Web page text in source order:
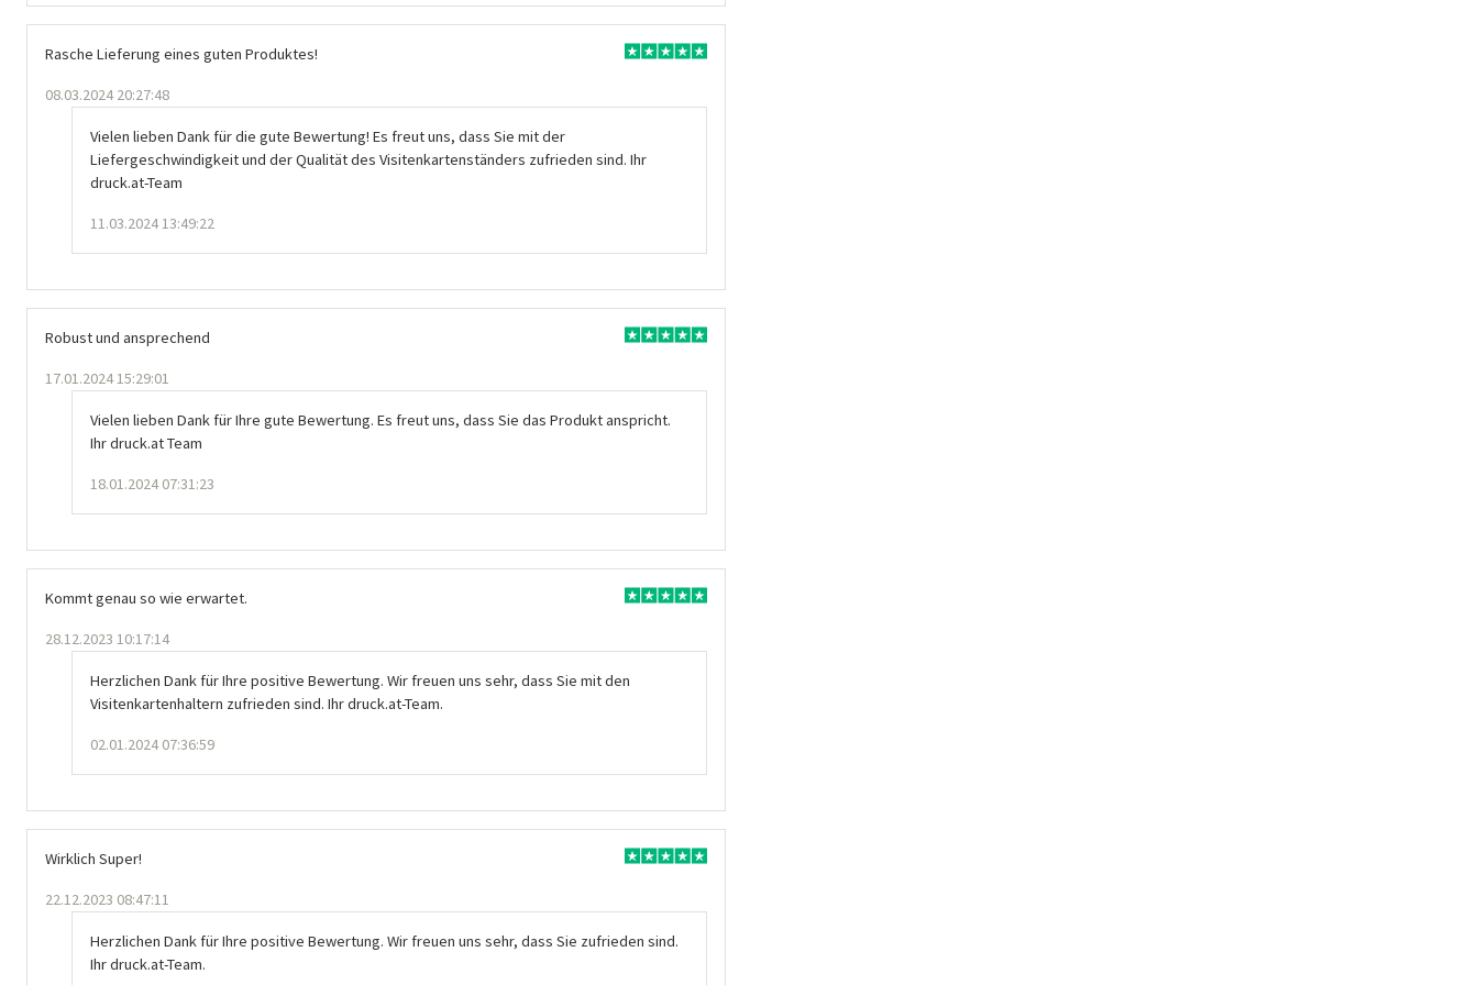
Rasche Lieferung eines guten Produktes!
08.03.2024 20:27:48
Vielen lieben Dank für die gute Bewertung! Es freut uns, dass Sie mit der
Liefergeschwindigkeit und der Qualität des Visitenkartenständers zufrieden sind. Ihr
druck.at-Team
11.03.2024 13:49:22
Robust und ansprechend
17.01.2024 15:29:01
Vielen lieben Dank für Ihre gute Bewertung. Es freut uns, dass Sie das Produkt anspricht.
Ihr druck.at Team
18.01.2024 07:31:23
Kommt genau so wie erwartet.
28.12.2023 10:17:14
Herzlichen Dank für Ihre positive Bewertung. Wir freuen uns sehr, dass Sie mit den
Visitenkartenhaltern zufrieden sind. Ihr druck.at-Team.
02.01.2024 07:36:59
Wirklich Super!
22.12.2023 08:47:11
Herzlichen Dank für Ihre positive Bewertung. Wir freuen uns sehr, dass Sie zufrieden sind.
Ihr druck.at-Team.